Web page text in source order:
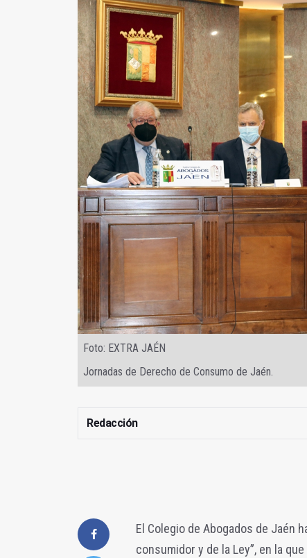
Foto: EXTRA JAÉN
Jornadas de Derecho de Consumo de Jaén.
Redacción
El Colegio de Abogados de Jaén
consumidor y de la Ley”, en la